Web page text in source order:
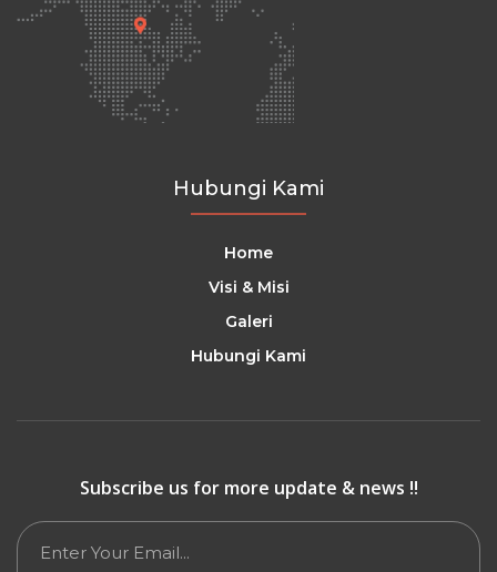
Hubungi Kami
Home
Visi & Misi
Galeri
Hubungi Kami
Subscribe us for more update & news !!